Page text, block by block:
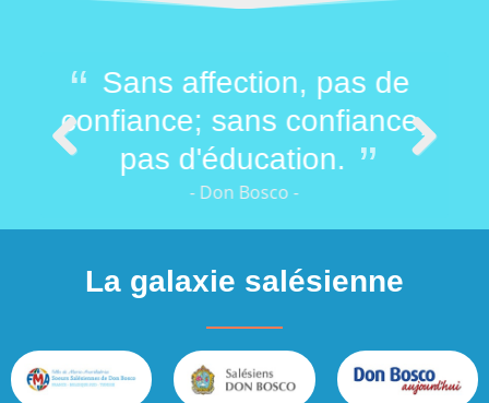
Sans affection, pas de
confiance; sans confiance,
pas d'éducation.
- Don Bosco -
Previous
La galaxie salésienne